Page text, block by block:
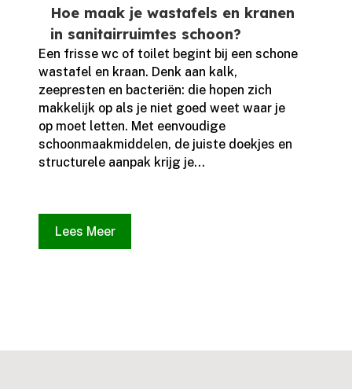
Hoe maak je wastafels en kranen
in sanitairruimtes schoon?
Een frisse wc of toilet begint bij een schone
wastafel en kraan.​ Denk aan kalk,
zeepresten en bacteriën: die hopen zich
makkelijk op als je niet goed weet waar je
op moet letten.​ Met eenvoudige
schoonmaakmiddelen, de juiste doekjes en
structurele aanpak krijg je...
Lees Meer